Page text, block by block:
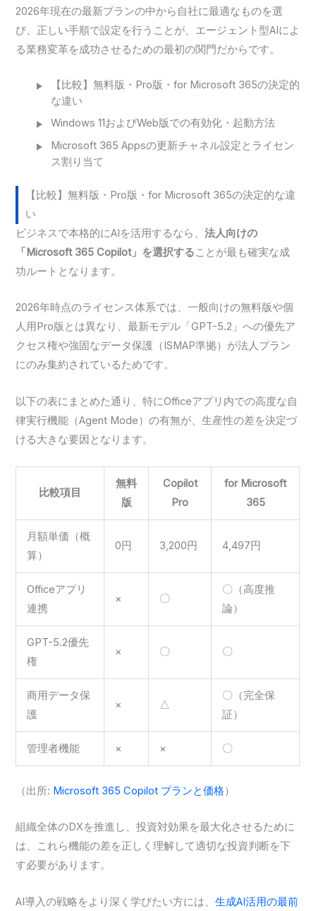
2026年現在の最新プランの中から自社に最適なものを選
び、正しい手順で設定を行うことが、エージェント型AIによ
る業務変革を成功させるための最初の関門だからです。
【比較】無料版・Pro版・for Microsoft 365の決定的
な違い
Windows 11およびWeb版での有効化・起動方法
Microsoft 365 Appsの更新チャネル設定とライセン
ス割り当て
【比較】無料版・Pro版・for Microsoft 365の決定的な違
い
ビジネスで本格的にAIを活用するなら、法人向けの
「Microsoft 365 Copilot」を選択することが最も確実な成
功ルートとなります。
2026年時点のライセンス体系では、一般向けの無料版や個
人用Pro版とは異なり、最新モデル「GPT-5.2」への優先ア
クセス権や強固なデータ保護（ISMAP準拠）が法人プラン
にのみ集約されているためです。
以下の表にまとめた通り、特にOfficeアプリ内での高度な自
律実行機能（Agent Mode）の有無が、生産性の差を決定づ
ける大きな要因となります。
比較項目
無料
版
Copilot
Pro
for Microsoft
365
月額単価（概
算）
0円 3,200円 4,497円
Officeアプリ
連携
× 〇
〇（高度推
論）
GPT-5.2優先
権
× 〇 〇
商用データ保
護
× △
〇（完全保
証）
管理者機能 × × 〇
（出所: Microsoft 365 Copilot プランと価格）
組織全体のDXを推進し、投資対効果を最大化させるために
は、これら機能の差を正しく理解して適切な投資判断を下
す必要があります。
AI導入の戦略をより深く学びたい方には、生成AI活用の最前